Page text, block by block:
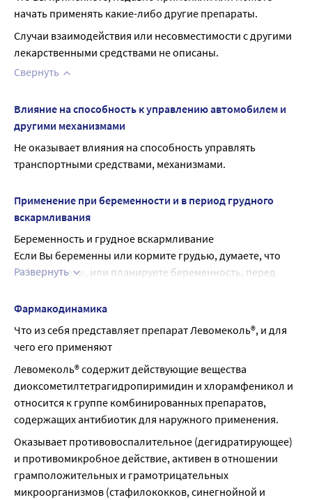
начать применять какие-либо другие препараты.
Случаи взаимодействия или несовместимости с другими
лекарственными средствами не описаны.
Свернуть
Влияние на способность к управлению автомобилем и
другими механизмами
Не оказывает влияния на способность управлять
транспортными средствами, механизмами.
Применение при беременности и в период грудного
вскармливания
Беременность и грудное вскармливание
Если Вы беременны или кормите грудью, думаете, что
забеременели, или планируете беременность, перед
лечащим врачом или работником аптеки.
Беременность
Применение при беременности возможно только после
консультации с врачом, когда Ваш врач оценил пользу и
риск возможного применения препарата.
Период грудного вскармливания
При необходимости применения препарата в период
грудного вскармливания проконсультируйтесь с Вашим
лечащим врачом о решении вопроса о прекращении
применения препарата или прекращении кормления
ребенка грудью.
Развернуть
Фармакодинамика
Что из себя представляет препарат Левомеколь®, и для
чего его применяют
Левомеколь® содержит действующие вещества
диоксометилтетрагидропиримидин и хлорамфеникол и
относится к группе комбинированных препаратов,
содержащих антибиотик для наружного применения.
Оказывает противовоспалительное (дегидратирующее)
и противомикробное действие, активен в отношении
грамположительных и грамотрицательных
микроорганизмов (стафилококков, синегнойной и